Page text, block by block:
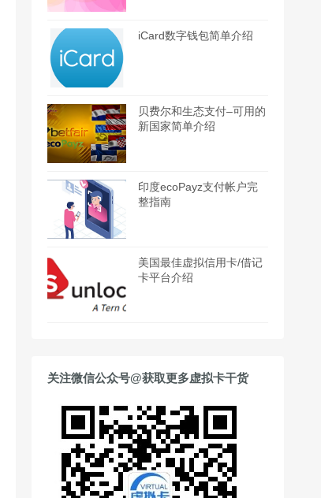
iCard数字钱包简单介绍
贝费尔和生态支付–可用的
新国家简单介绍
印度ecoPayz支付帐户完
整指南
美国最佳虚拟信用卡/借记
卡平台介绍
关注微信公众号@获取更多虚拟卡干货